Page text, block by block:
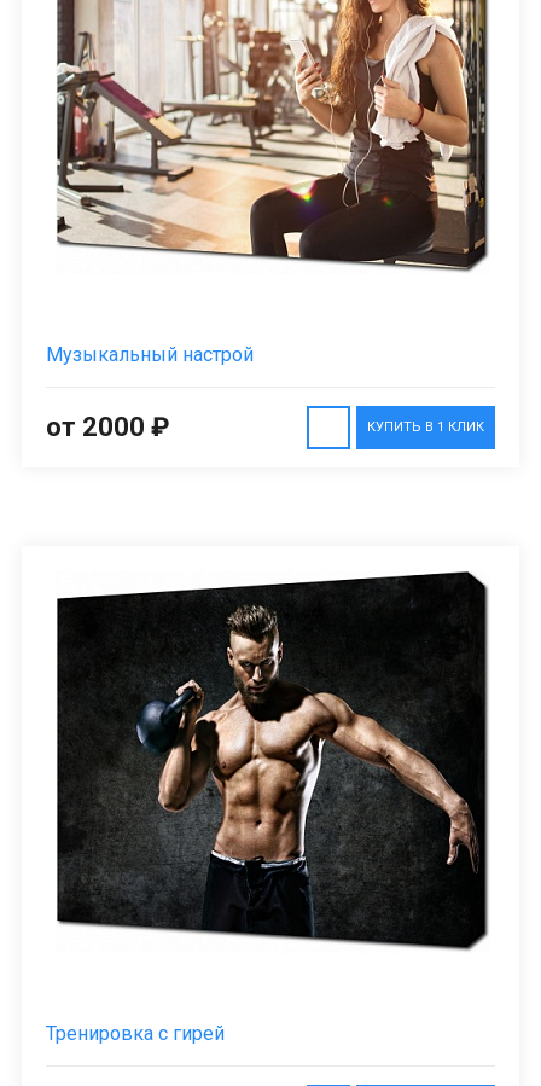
Музыкальный настрой
КУПИТЬ В 1 КЛИК
от 2000 ₽
Тренировка с гирей